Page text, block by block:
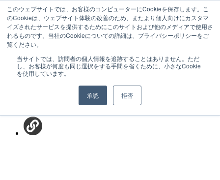
このウェブサイトでは、お客様のコンピューターにCookieを保存します。こ
のCookieは、ウェブサイト体験の改善のため、またより個人向けにカスタマ
イズされたサービスを提供するためにこのサイトおよび他のメディアで使用さ
れるものです。当社のCookieについての詳細は、プライバシーポリシーをご
覧ください。
当サイトでは、訪問者の個人情報を追跡することはありません。ただ
し、お客様が何度も同じ選択をする手間を省くために、小さなCookie
を使用しています。
承認 拒否
記事を